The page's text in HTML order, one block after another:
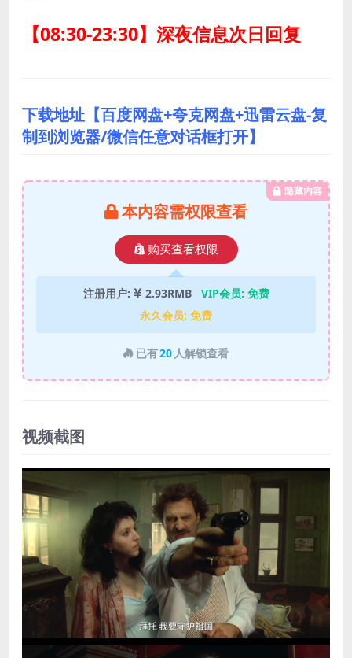
【08:30-23:30】深夜信息次日回复
下载地址【百度网盘+夸克网盘+迅雷云盘-复
制到浏览器/微信任意对话框打开】
隐藏内容
本内容需权限查看
购买查看权限
注册用户: 2.93RMB VIP会员: 免费
永久会员: 免费
已有20 人解锁查看
视频截图